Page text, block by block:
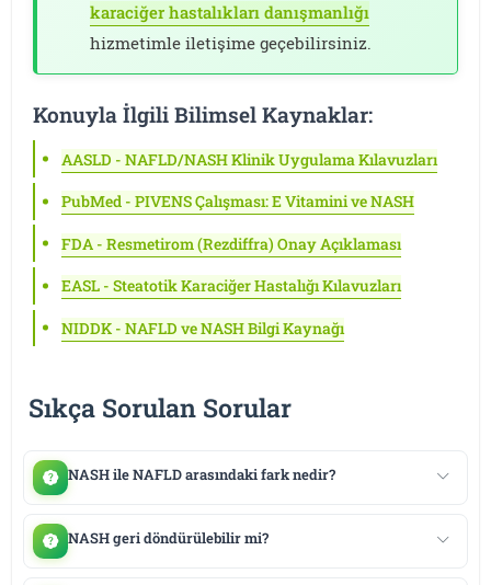
karaciğer hastalıkları danışmanlığı
hizmetimle iletişime geçebilirsiniz.
Konuyla İlgili Bilimsel Kaynaklar:
AASLD - NAFLD/NASH Klinik Uygulama Kılavuzları
PubMed - PIVENS Çalışması: E Vitamini ve NASH
FDA - Resmetirom (Rezdiffra) Onay Açıklaması
EASL - Steatotik Karaciğer Hastalığı Kılavuzları
NIDDK - NAFLD ve NASH Bilgi Kaynağı
Sıkça Sorulan Sorular
NASH ile NAFLD arasındaki fark nedir?
NASH geri döndürülebilir mi?